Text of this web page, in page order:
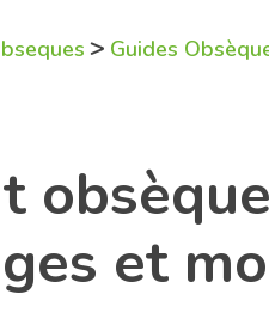
> Guides
et